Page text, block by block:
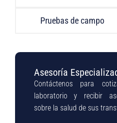
Pruebas de campo
Asesoría
Contáctenos para
laboratorio y recibir
sobre la salud de sus